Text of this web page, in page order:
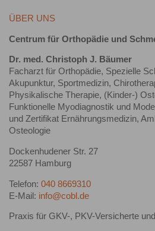
ÜBER UNS
Centrum für Orthopädie und
Dr. med. Christoph J. Bäumer
Facharzt für Orthopädie, Spezielle
Akupunktur, Sportmedizin,
Physikalische Therapie, (Kinder-)
Funktionelle Myodiagnostik und
und Zertifikat Ernährungsmedizin,
Osteologie
Dockenhudener Str. 27
22587 Hamburg
Telefon: 040 8669310
E-Mail: info@cobl.de
Praxis für GKV-, PKV-Versicherte